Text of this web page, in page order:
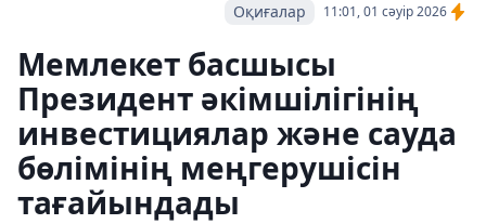
11:01, 01 сәуір 2026
Оқиғалар
Мемлекет басшысы
Президент әкімшілігінің
инвестициялар және сауда
бөлімінің меңгерушісін
тағайындады